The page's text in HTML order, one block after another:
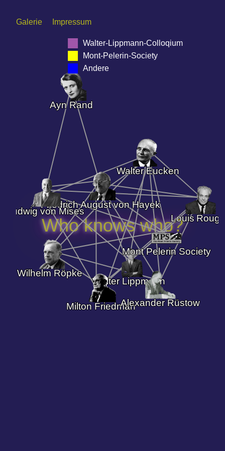
Galerie Impressum
Who knows who?Louis
Friedrich August von Hayek
Ayn Rand
Walter Lippmann
Ludwig von Mises
Mont Pelerin Society
Milton Friedman
Walter Eucken
Alexander Rüstow
Wilhelm Röpke
Walter-Lippmann-Colloqium
Mont-Pelerin-Society
Andere